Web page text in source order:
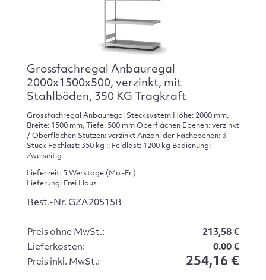
Grossfachregal Anbauregal
2000x1500x500, verzinkt, mit
Stahlböden, 350 KG Tragkraft
Grossfachregal Anbauregal Stecksystem Höhe: 2000 mm,
Breite: 1500 mm, Tiefe: 500 mm Oberflächen Ebenen: verzinkt
/ Oberflächen Stützen: verzinkt Anzahl der Fachebenen: 3
Stück Fachlast: 350 kg :: Feldlast: 1200 kg Bedienung:
Zweiseitig
Lieferzeit: 5 Werktage (Mo.-Fr.)
Lieferung: Frei Haus
Best.-Nr. GZA20515B
Preis ohne MwSt.:
213,58 €
Lieferkosten:
0.00 €
Preis inkl. MwSt.:
254,16 €